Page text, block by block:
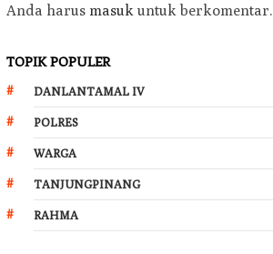
Anda harus masuk untuk berkomentar.
TOPIK POPULER
DANLANTAMAL IV
POLRES
WARGA
TANJUNGPINANG
RAHMA